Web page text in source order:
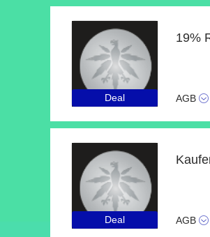
Deal AGB
Deal AGB